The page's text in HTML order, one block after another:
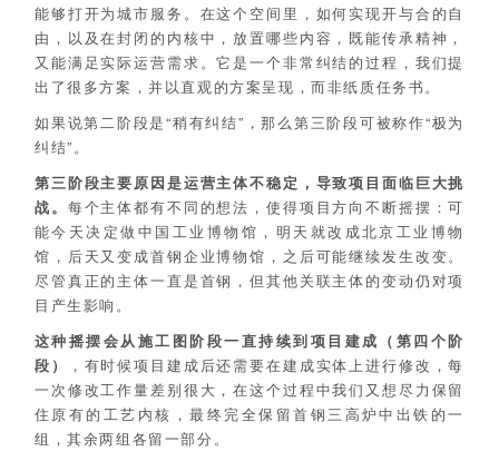
能够打开为城市服务。在这个空间里，如何实现开与合的自
由，以及在封闭的内核中，放置哪些内容，既能传承精神，
又能满足实际运营需求。它是一个非常纠结的过程，我们提
出了很多方案，并以直观的方案呈现，而非纸质任务书。
如果说第二阶段是“稍有纠结”，那么第三阶段可被称作“极为
纠结”。
第三阶段主要原因是运营主体不稳定，导致项目面临巨大挑
战。 每个主体都有不同的想法，使得项目方向不断摇摆：可
能今天决定做中国工业博物馆，明天就改成北京工业博物
馆，后天又变成首钢企业博物馆，之后可能继续发生改变。
尽管真正的主体一直是首钢，但其他关联主体的变动仍对项
目产生影响。
这种摇摆会从施工图阶段一直持续到项目建成（第四个阶
段）
，有时候项目建成后还需要在建成实体上进行修改，每
一次修改工作量差别很大，在这个过程中我们又想尽力保留
住原有的工艺内核，最终完全保留首钢三高炉中出铁的一
组，其余两组各留一部分。